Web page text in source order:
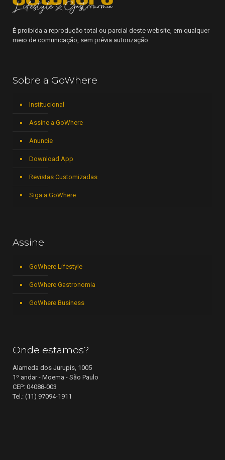
É proibida a reprodução total ou parcial deste website, em qualquer
meio de comunicação, sem prévia autorização.
Sobre a GoWhere
Institucional
Assine a GoWhere
Anuncie
Download App
Revistas Customizadas
Siga a GoWhere
Assine
GoWhere Lifestyle
GoWhere Gastronomia
GoWhere Business
Onde estamos?
Alameda dos Jurupis, 1005
1º andar - Moema - São Paulo
CEP: 04088-003
Tel.: (11) 97094-1911